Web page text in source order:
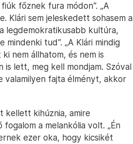
főznek fura módon”. „A
Klári sem jeleskedett sohasem a
legdemokratikusabb kultúra,
tud”. „A Klári mindig
nem állhatom, és nem is
lett, meg kell mondjam. Szóval
valamilyen fajta élményt, akkor
kellett kihúznia, amire
a melankólia volt. „Én
ezer oka, hogy kicsikét